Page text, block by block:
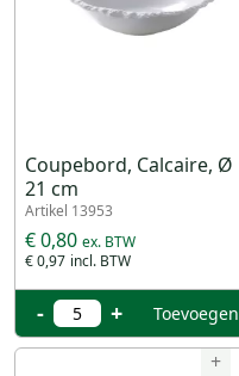
Coupebord, Calcaire, Ø
21 cm
Artikel 13953
€ 0,97
€ 0,80
- + Toevoegen
+